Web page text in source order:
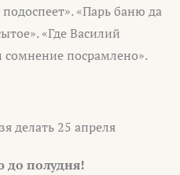
«Парь баню да
«Где Василий
посрамлено».
делать 25 апреля
до полудня!